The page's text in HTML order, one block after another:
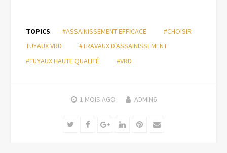
TOPICS #ASSAINISSEMENT EFFICACE
#CHOISIR
TUYAUX VRD
#TRAVAUX D'ASSAINISSEMENT
#TUYAUX HAUTE QUALITÉ
#VRD
1 MOIS AGO ADMIN6
TwitterFacebookGoogle+LinkedInPinterest
Email